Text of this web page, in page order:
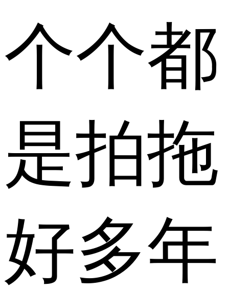
个个都
是拍拖
好多年